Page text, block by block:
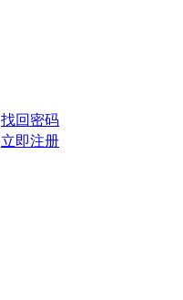
找回密码
立即注册